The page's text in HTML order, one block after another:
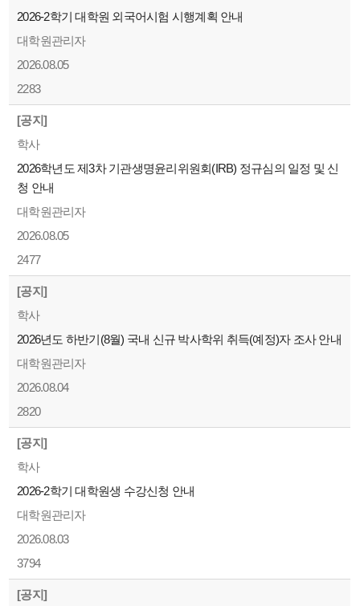
2026-2학기 대학원 외국어시험 시행계획 안내
대학원관리자
2026.08.05
2283
[공지]
학사
2026학년도 제3차 기관생명윤리위원회(IRB) 정규심의 일정 및 신
청 안내
대학원관리자
2026.08.05
2477
[공지]
학사
2026년도 하반기(8월) 국내 신규 박사학위 취득(예정)자 조사 안내
대학원관리자
2026.08.04
2820
[공지]
학사
2026-2학기 대학원생 수강신청 안내
대학원관리자
2026.08.03
3794
[공지]